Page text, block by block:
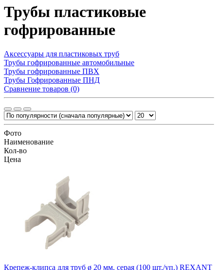
Трубы пластиковые
гофрированные
Аксессуары для пластиковых труб
Трубы гофрированные автомобильные
Трубы гофрированные ПВХ
Трубы Гофрированные ПНД
Сравнение товаров (0)
Фото
Наименование
Кол-во
Цена
Крепеж-клипса для труб ø 20 мм, серая (100 шт./уп.) REXANT